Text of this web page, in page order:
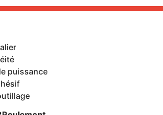
puissance